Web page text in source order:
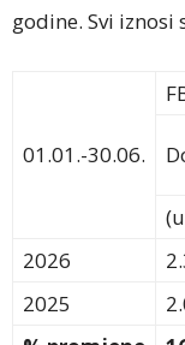
godine. Svi
01.01.-30.06.
2026
2025